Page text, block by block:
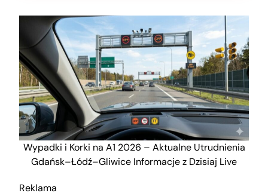
Wypadki i Korki na A1 2026 – Aktualne Utrudnienia
Gdańsk–Łódź–Gliwice Informacje z Dzisiaj Live
Reklama